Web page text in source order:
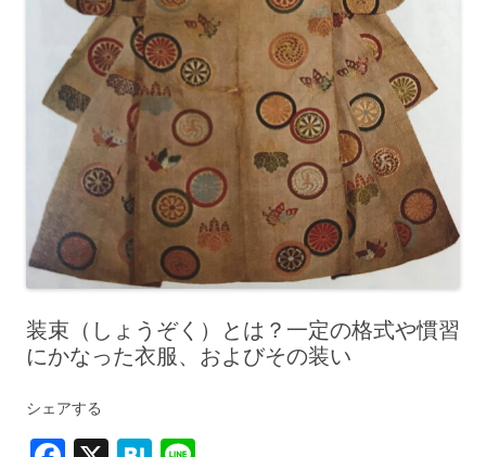
装束（しょうぞく）とは？一定の格式や慣習
にかなった衣服、およびその装い
シェアする